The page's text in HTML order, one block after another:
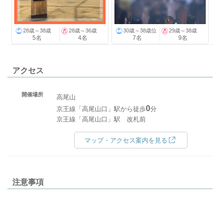
28歳～38歳
5名
28歳～36歳
4名
30歳～38歳位
7名
29歳～38歳
9名
アクセス
開催場所
高尾山
京王線「高尾山口」駅から徒歩0分
京王線「高尾山口」駅 改札前
マップ・アクセス案内を見る
注意事項